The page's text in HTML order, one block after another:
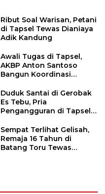
Ribut Soal Warisan, Petani
di Tapsel Tewas Dianiaya
Adik Kandung
Awali Tugas di Tapsel,
AKBP Anton Santoso
Bangun Koordinasi
Duduk Santai di Gerobak
Es Tebu, Pria
Pengangguran di Tapsel
Sabu
Sempat Terlihat Gelisah,
Remaja 16 Tahun di
Batang Toru Tewas